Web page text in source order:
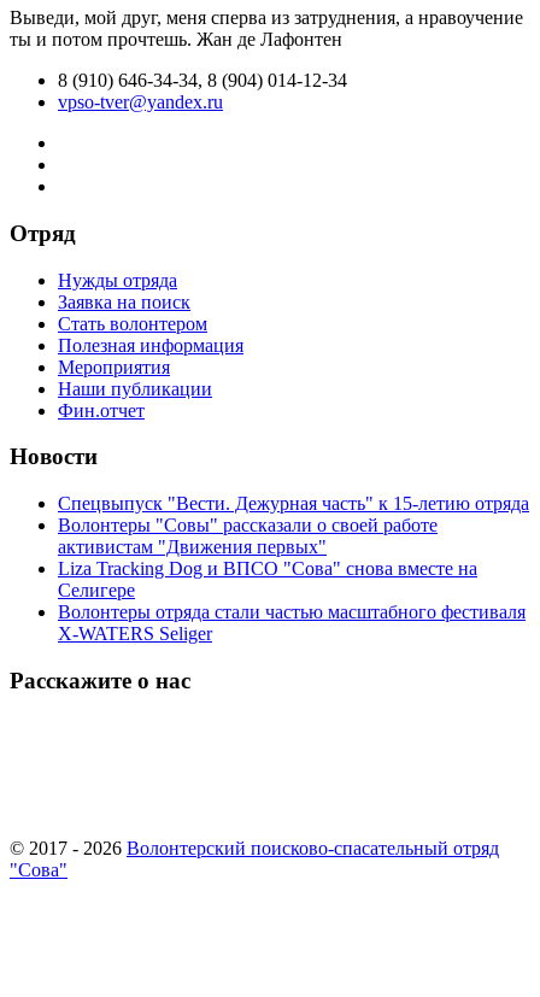
Выведи, мой друг, меня сперва из затруднения, а нравоучение
ты и потом прочтешь. Жан де Лафонтен
8 (910) 646-34-34, 8 (904) 014-12-34
vpso-tver@yandex.ru
Отряд
Нужды отряда
Заявка на поиск
Стать волонтером
Полезная информация
Мероприятия
Наши публикации
Фин.отчет
Новости
Спецвыпуск "Вести. Дежурная часть" к 15-летию отряда
Волонтеры "Совы" рассказали о своей работе
активистам "Движения первых"
Liza Tracking Dog и ВПСО "Сова" снова вместе на
Селигере
Волонтеры отряда стали частью масштабного фестиваля
X-WATERS Seliger
Расскажите о нас
© 2017 - 2026 Волонтерский поисково-спасательный отряд
"Сова"